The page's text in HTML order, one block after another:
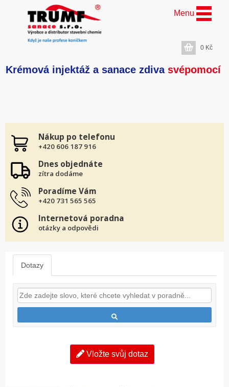
Krémová injektáž a sanace zdiva svépomocí
Menu
0 Kč
Nákup po telefonu
+420 606 187 916
Dnes objednáte
zítra dodáme
Poradíme Vám
+420 731 565 565
Internetová poradna
otázky a odpovědi
Dotazy
Vložte svůj dotaz